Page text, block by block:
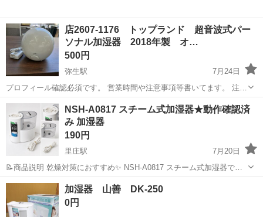
店2607-1176 トップランド 超音波式パー
ソナル加湿器 2018年製 オ…
500円
弥生駅
7月24日
プロフィール確認必須です。 営業時間や注意事項等書いてます。 注意
⚠️ 当店はリサイクルショップの為、原則として 返品・交換や修理等の
対応は致しかねます。 家電等に関しましては、ご購入から３日以内に
商品の不備や故障があっ...
岡山 倉敷市 季節、空調家電
NSH-A0817 スチーム式加湿器★動作確認済
み 加湿器
190円
里庄駅
7月20日
📝商品説明 乾燥対策におすすめ✨ NSH-A0817 スチーム式加湿器で
す。 スチーム式なので衛生的に加湿でき、 お部屋をしっかり潤してく
潔に使いや...
岡山 浅口郡 里庄駅 季節、空調家電
加湿器 山善 DK-250
0円